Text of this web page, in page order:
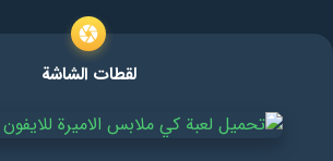
لقطات الشاشة